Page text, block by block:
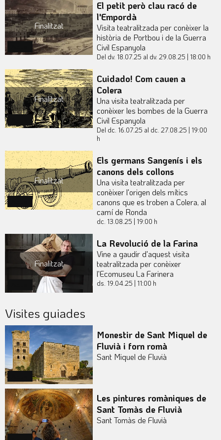
Finalitzat
El petit però clau racó de
l'Empordà
Visita teatralitzada per conèixer la
història de Portbou i de la Guerra
Civil Espanyola
Del dv. 18.07.25 al dv. 29.08.25 | 18:00 h
Finalitzat
Cuidado! Com cauen a
Colera
Una visita teatralitzada per
conèixer les bombes de la Guerra
Civil Espanyola
Del dc. 16.07.25 al dc. 27.08.25 | 19:00
h
Finalitzat
Els germans Sangenís i els
canons dels collons
Una visita teatralitzada per
conèixer l'origen dels mítics
canons que es troben a Colera, al
camí de Ronda
dc. 13.08.25 | 19:00 h
Finalitzat
La Revolució de la Farina
Vine a gaudir d'aquest visita
teatralitzada per conèixer
l'Ecomuseu La Farinera
ds. 19.04.25 | 11:00 h
Visites guiades
Monestir de Sant Miquel de
Fluvià i forn romà
Sant Miquel de Fluvià
Les pintures romàniques de
Sant Tomàs de Fluvià
Sant Tomàs de Fluvià